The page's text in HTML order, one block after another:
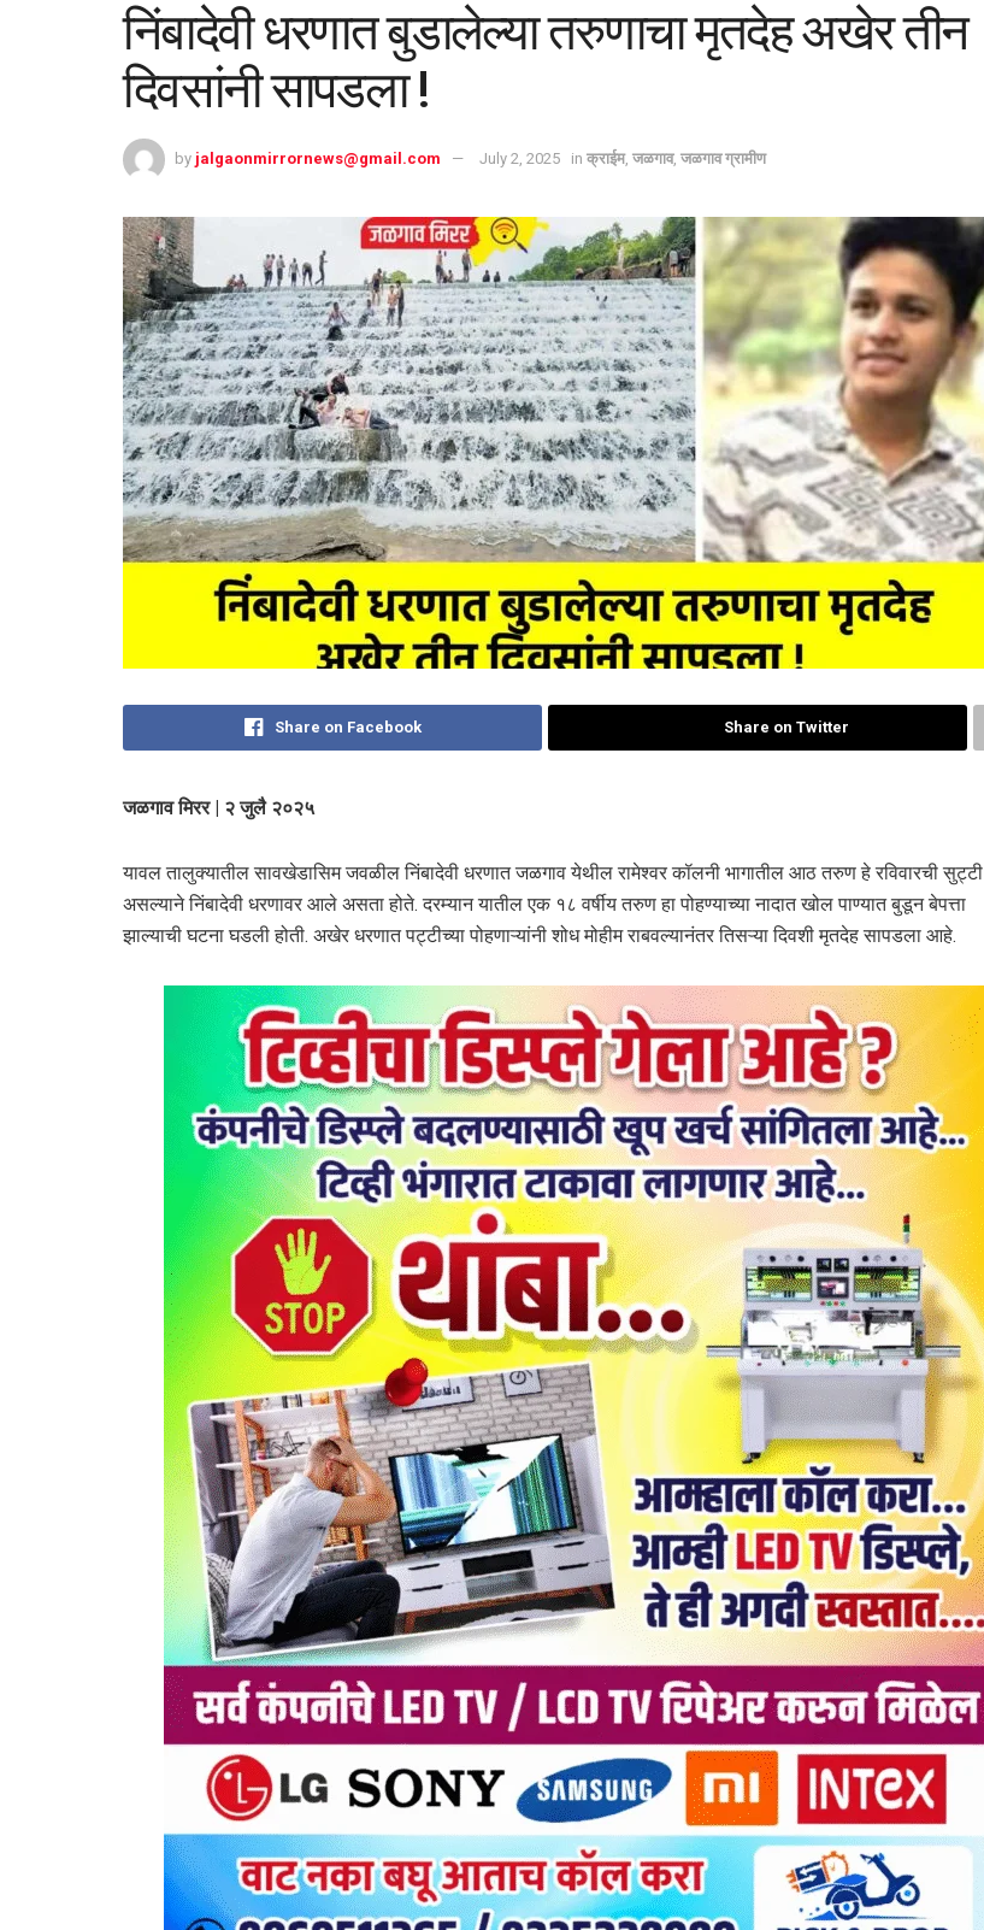
निंबादेवी धरणात बुडालेल्या तरुणाचा मृतदेह अखेर तीन
दिवसांनी सापडला !
by jalgaonmirrornews@gmail.com July 2, 2025 in क्राईम, जळगाव, जळगाव ग्रामीण
Share on Facebook Share on Twitter
जळगाव मिरर | २ जुलै २०२५
यावल तालुक्यातील सावखेडासिम जवळील निंबादेवी धरणात जळगाव येथील रामेश्वर कॉलनी भागातील आठ तरुण हे रविवारची सुट्टी
असल्याने निंबादेवी धरणावर आले असता होते. दरम्यान यातील एक १८ वर्षीय तरुण हा पोहण्याच्या नादात खोल पाण्यात बुडून बेपत्ता
झाल्याची घटना घडली होती. अखेर धरणात पट्टीच्या पोहणाऱ्यांनी शोध मोहीम राबवल्यानंतर तिसऱ्या दिवशी मृतदेह सापडला आहे.